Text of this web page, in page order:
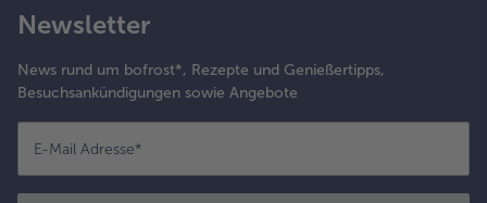
Newsletter
News rund um bofrost*, Rezepte und Genießertipps,
Besuchsankündigungen sowie Angebote
E-Mail Adresse*